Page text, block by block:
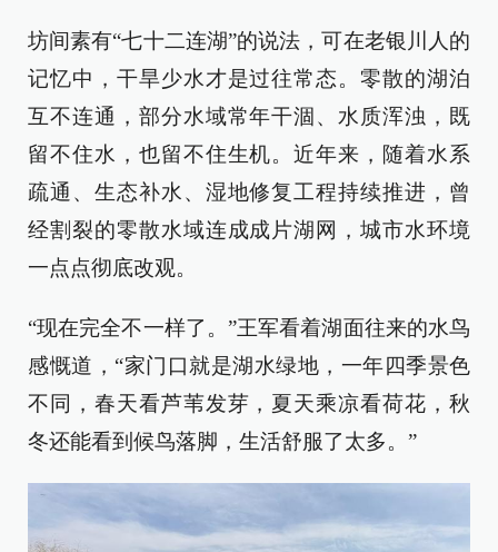
坊间素有“七十二连湖”的说法，可在老银川人的
记忆中，干旱少水才是过往常态。零散的湖泊
互不连通，部分水域常年干涸、水质浑浊，既
留不住水，也留不住生机。近年来，随着水系
疏通、生态补水、湿地修复工程持续推进，曾
经割裂的零散水域连成成片湖网，城市水环境
一点点彻底改观。
“现在完全不一样了。”王军看着湖面往来的水鸟
感慨道，“家门口就是湖水绿地，一年四季景色
不同，春天看芦苇发芽，夏天乘凉看荷花，秋
冬还能看到候鸟落脚，生活舒服了太多。”